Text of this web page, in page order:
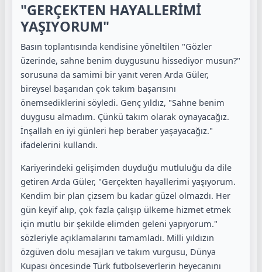
"GERÇEKTEN HAYALLERİMİ
YAŞIYORUM"
Basın toplantısında kendisine yöneltilen "Gözler
üzerinde, sahne benim duygusunu hissediyor musun?"
sorusuna da samimi bir yanıt veren Arda Güler,
bireysel başarıdan çok takım başarısını
önemsediklerini söyledi. Genç yıldız, "Sahne benim
duygusu almadım. Çünkü takım olarak oynayacağız.
İnşallah en iyi günleri hep beraber yaşayacağız."
ifadelerini kullandı.
Kariyerindeki gelişimden duyduğu mutluluğu da dile
getiren Arda Güler, "Gerçekten hayallerimi yaşıyorum.
Kendim bir plan çizsem bu kadar güzel olmazdı. Her
gün keyif alıp, çok fazla çalışıp ülkeme hizmet etmek
için mutlu bir şekilde elimden geleni yapıyorum."
sözleriyle açıklamalarını tamamladı. Milli yıldızın
özgüven dolu mesajları ve takım vurgusu, Dünya
Kupası öncesinde Türk futbolseverlerin heyecanını